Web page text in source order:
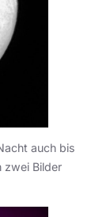
auch bis
zwei Bilder